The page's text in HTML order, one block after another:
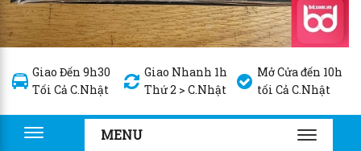
Giao Đến 9h30
Tối Cả C.Nhật
Giao Nhanh 1h
Thứ 2 > C.Nhật
Mở Cửa đến 10h
tối Cả C.Nhật
Toggle
MENU
TOGGLE